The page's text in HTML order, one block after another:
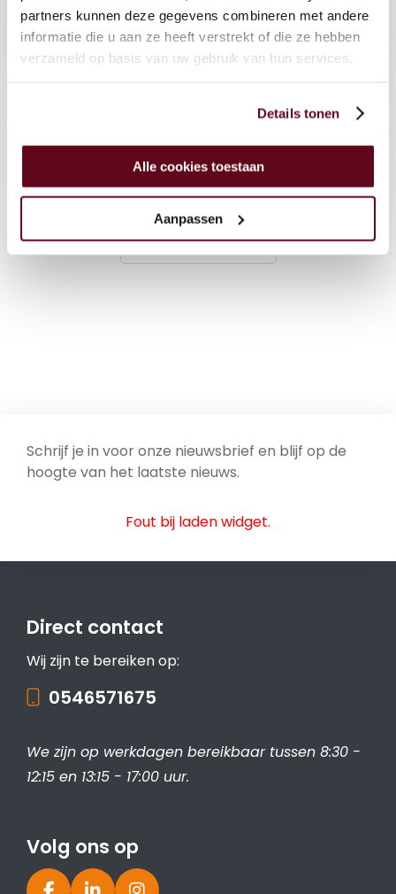
partners kunnen deze gegevens combineren met andere
informatie die u aan ze heeft verstrekt of die ze hebben
verzameld op basis van uw gebruik van hun services.
Details tonen
Alle cookies toestaan
Aanpassen
Goed verzekerd ondernemen
Meer artikelen
Schrijf je in voor onze nieuwsbrief en blijf op de
hoogte van het laatste nieuws.
Fout bij laden widget.
Direct contact
Wij zijn te bereiken op:
0546571675
We zijn op werkdagen bereikbaar tussen 8:30 -
12:15 en 13:15 - 17:00 uur.
Volg ons op